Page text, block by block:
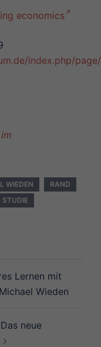
economics
index.php/
WIEDEN
RAND
STUDIE
Lernen mit
Wieden
neue